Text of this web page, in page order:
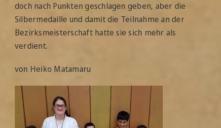
doch nach Punkten geschlagen geben, aber die
Silbermedaille und damit die Teilnahme an der
Bezirksmeisterschaft hatte sie sich mehr als
verdient.
von Heiko Matamaru